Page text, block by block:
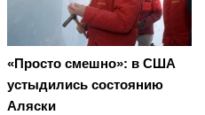
«Просто смешно»: в США
устыдились состоянию
Аляски